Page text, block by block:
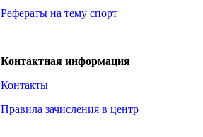
Рефераты на тему спорт
Контактная информация
Контакты
Правила зачисления в центр